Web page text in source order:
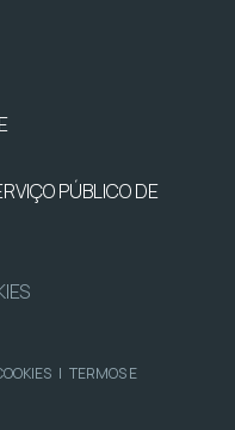
PÚBLICO DE
| TERMOS E